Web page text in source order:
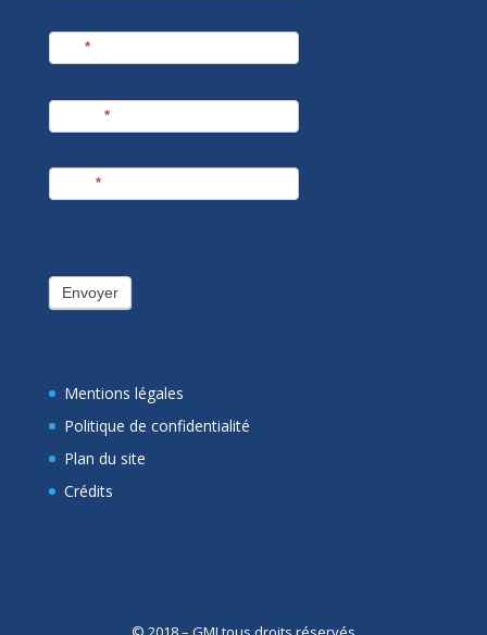
*
*
*
Envoyer
Mentions légales
Politique de confidentialité
Plan du site
Crédits